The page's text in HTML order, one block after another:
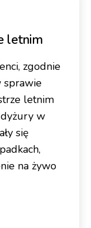
letnim
zgodnie
sprawie
letnim
w
się
na żywo